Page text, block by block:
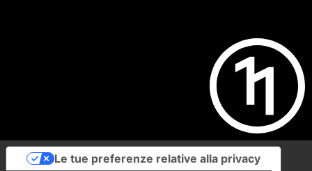
Le tue preferenze relative alla privacy